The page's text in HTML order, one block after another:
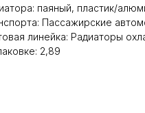
паяный, пластик/
Пассажирские
линейка: Радиаторы
2,89